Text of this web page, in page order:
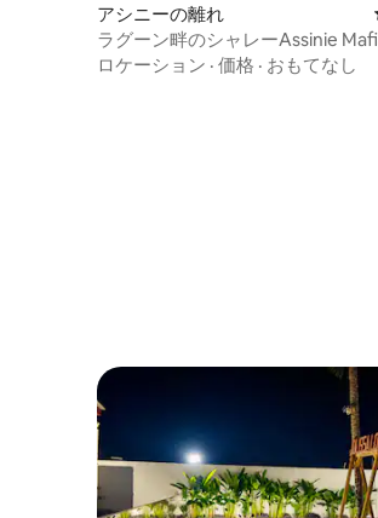
アシニーの離れ
ラグーン畔のシャレーAssinie
まで
ロケーション · 価格 · おもてなし